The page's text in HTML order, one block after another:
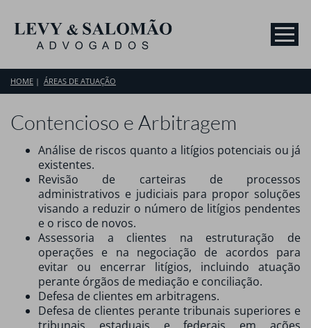
HOME ÁREAS DE ATUAÇÃO
Contencioso e Arbitragem
Análise de riscos quanto a litígios potenciais ou já
existentes.
Revisão de carteiras de processos
administrativos e judiciais para propor soluções
visando a reduzir o número de litígios pendentes
e o risco de novos.
Assessoria a clientes na estruturação de
operações e na negociação de acordos para
evitar ou encerrar litígios, incluindo atuação
perante órgãos de mediação e conciliação.
Defesa de clientes em arbitragens.
Defesa de clientes perante tribunais superiores e